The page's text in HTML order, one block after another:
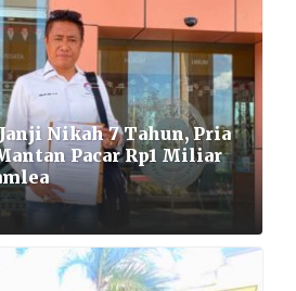
Nikah 7 Tahun, Pria
Pacar Rp1 Miliar